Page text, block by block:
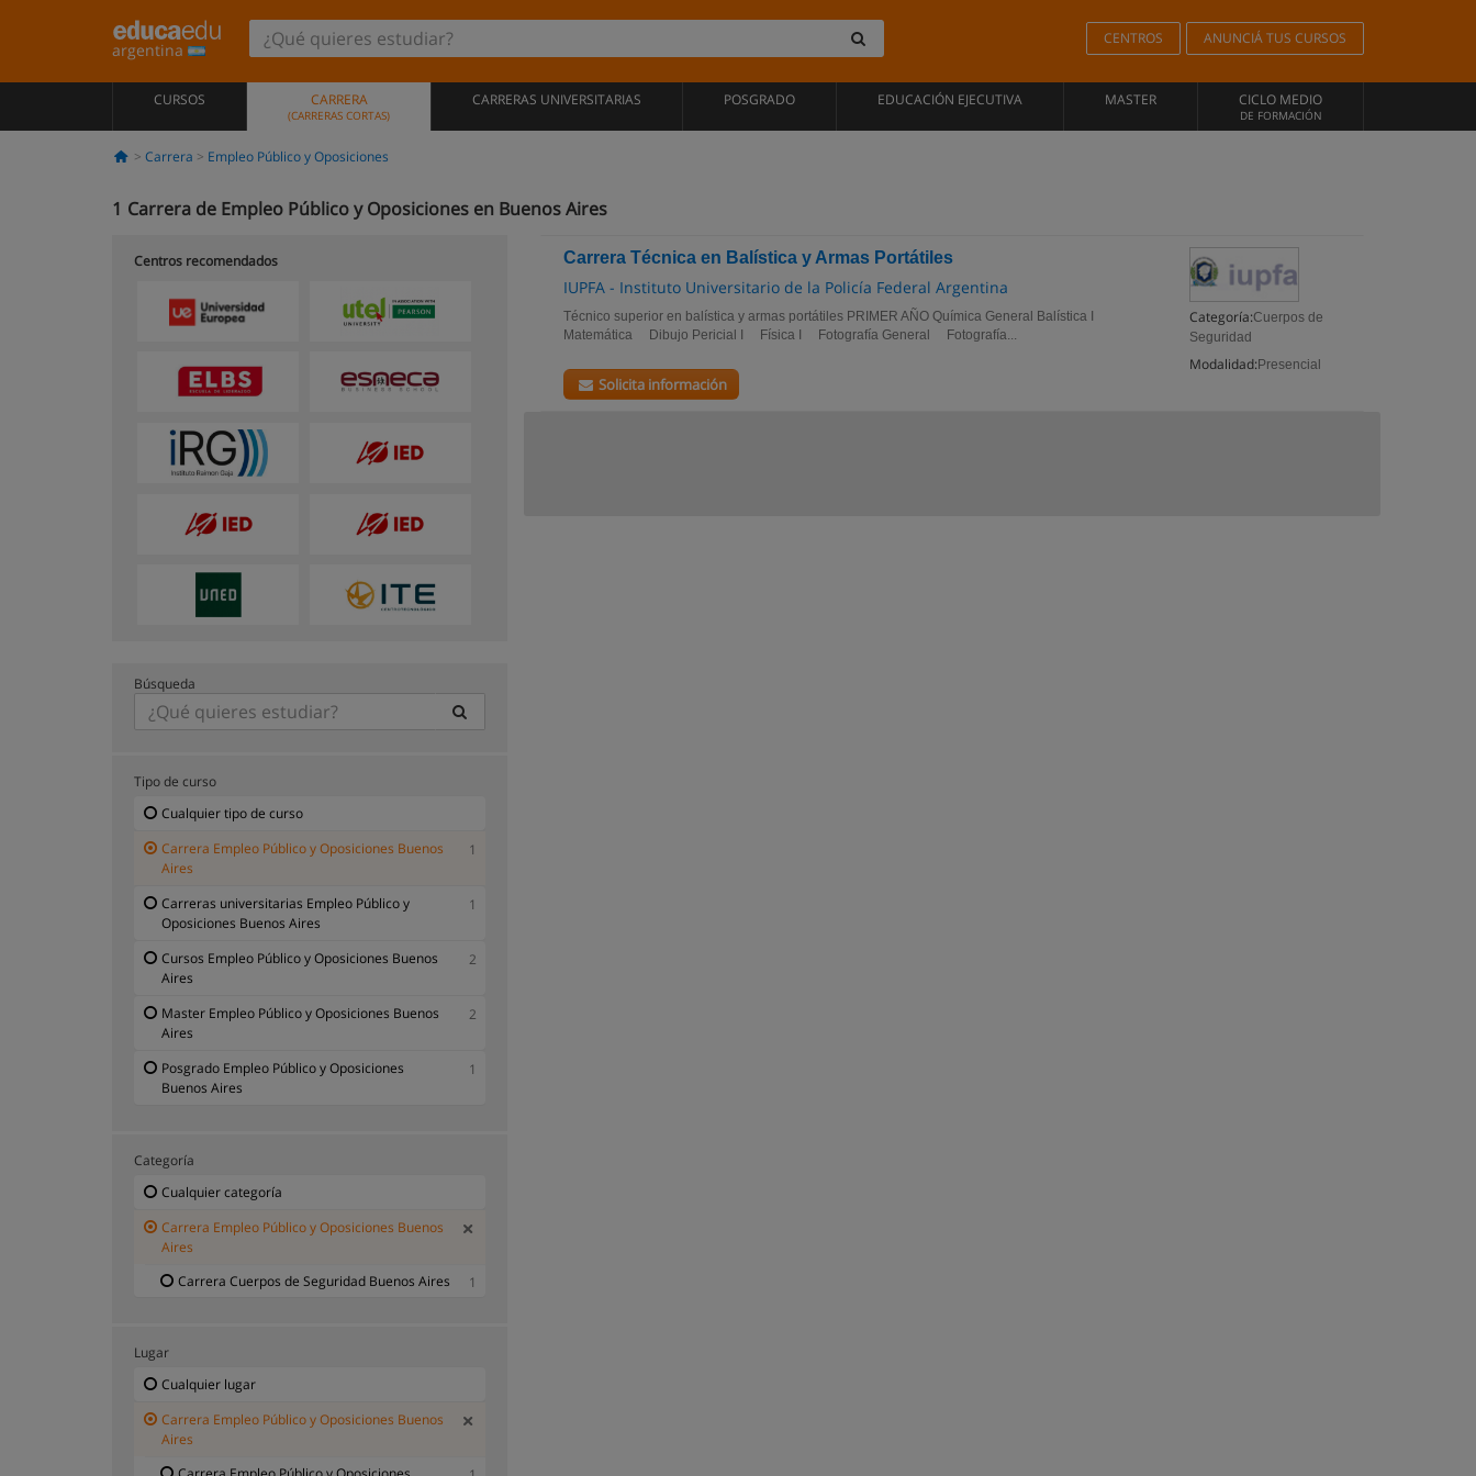
argentina
CENTROS ANUNCIÁ TUS CURSOS
CURSOS CARRERA
(CARRERAS CORTAS)
CARRERAS UNIVERSITARIAS POSGRADO EDUCACIÓN EJECUTIVA MASTER CICLO MEDIO
DE FORMACIÓN
Carrera Empleo Público y Oposiciones
1 Carrera de Empleo Público y Oposiciones en Buenos Aires
Carrera Técnica en Balística y Armas Portátiles
IUPFA - Instituto Universitario de la Policía Federal Argentina
Categoría:Cuerpos de
Seguridad
Modalidad: Presencial
Técnico superior en balística y armas portátiles PRIMER AÑO Química General Balística I
Matemática Dibujo Pericial I Física I Fotografía General Fotografía...
Solicita información
Centros recomendados
Búsqueda
Tipo de curso
Cualquier tipo de curso
Carrera Empleo Público y Oposiciones Buenos
Aires
1
Carreras universitarias Empleo Público y
Oposiciones Buenos Aires
1
Cursos Empleo Público y Oposiciones Buenos
Aires
2
Master Empleo Público y Oposiciones Buenos
Aires
2
Posgrado Empleo Público y Oposiciones
Buenos Aires
1
Categoría
Cualquier categoría
Carrera Empleo Público y Oposiciones Buenos
Aires
Carrera Cuerpos de Seguridad Buenos Aires
1
Lugar
Cualquier lugar
Carrera Empleo Público y Oposiciones Buenos
Aires